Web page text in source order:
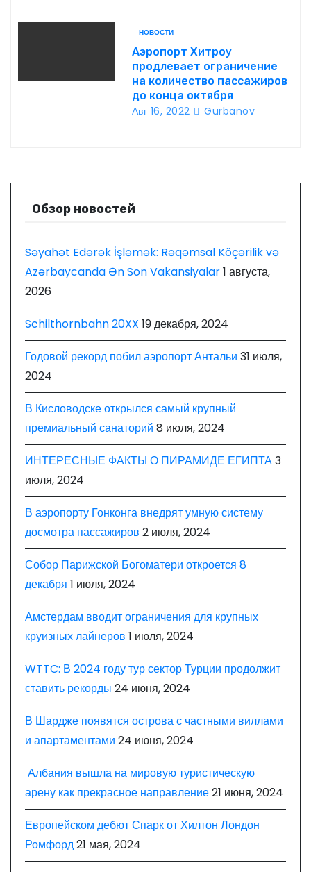
НОВОСТИ
Аэропорт Хитроу
продлевает ограничение
на количество пассажиров
до конца октября
Авг 16, 2022 Gurbanov
Обзор новостей
Səyahət Edərək İşləmək: Rəqəmsal Köçərilik və
Azərbaycanda Ən Son Vakansiyalar1 августа,
2026
Schilthornbahn 20XX 19 декабря, 2024
Годовой рекорд побил аэропорт Антальи 31 июля,
2024
В Кисловодске открылся самый крупный
премиальный санаторий 8 июля, 2024
ИНТЕРЕСНЫЕ ФАКТЫ О ПИРАМИДЕ ЕГИПТА3
июля, 2024
В аэропорту Гонконга внедрят умную систему
досмотра пассажиров 2 июля, 2024
Собор Парижской Богоматери откроется 8
декабря 1 июля, 2024
Амстердам вводит ограничения для крупных
круизных лайнеров 1 июля, 2024
WTTC: В 2024 году тур сектор Турции продолжит
ставить рекорды 24 июня, 2024
В Шардже появятся острова с частными виллами
и апартаментами 24 июня, 2024
Албания вышла на мировую туристическую
арену как прекрасное направление21 июня, 2024
Европейском дебют Спарк от Хилтон Лондон
Ромфорд21 мая, 2024